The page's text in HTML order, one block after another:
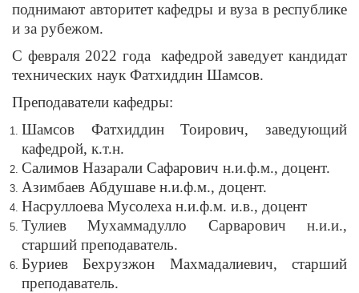
поднимают авторитет кафедры и вуза в республике
и за рубежом.
С февраля 2022 года кафедрой заведует кандидат
технических наук Фатхиддин Шамсов.
Преподаватели кафедры:
Шамсов Фатхиддин Тоирович, заведующий
кафедрой, к.т.н.
Салимов Назарали Сафарович н.и.ф.м., доцент.
Азимбаев Абдушаве н.и.ф.м., доцент.
Насруллоева Мусолеха н.и.ф.м. и.в., доцент
Тулиев Мухаммадулло Сарварович н.и.и.,
старший преподаватель.
Буриев Бехрузжон Махмадалиевич, старший
преподаватель.